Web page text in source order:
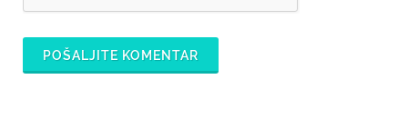
POŠALJITE KOMENTAR